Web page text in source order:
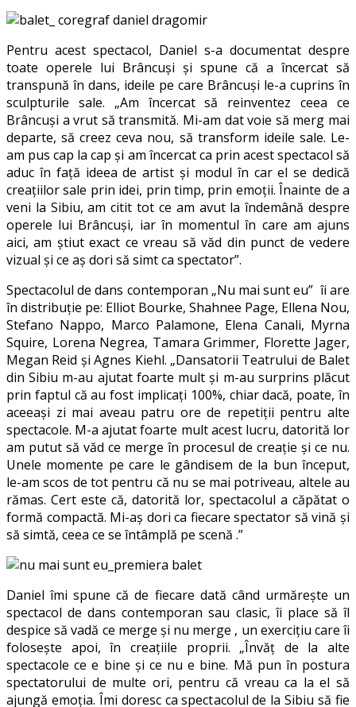
Pentru acest spectacol, Daniel s-a documentat despre
toate operele lui Brâncuși și spune că a încercat să
transpună în dans, ideile pe care Brâncuși le-a cuprins în
sculpturile sale. „Am încercat să reinventez ceea ce
Brâncuși a vrut să transmită. Mi-am dat voie să merg mai
departe, să creez ceva nou, să transform ideile sale. Le-
am pus cap la cap și am încercat ca prin acest spectacol să
aduc în față ideea de artist și modul în car el se dedică
creațiilor sale prin idei, prin timp, prin emoții. Înainte de a
veni la Sibiu, am citit tot ce am avut la îndemână despre
operele lui Brâncuși, iar în momentul în care am ajuns
aici, am știut exact ce vreau să văd din punct de vedere
vizual și ce aș dori să simt ca spectator”.
Spectacolul de dans contemporan „Nu mai sunt eu” îi are
în distribuție pe: Elliot Bourke, Shahnee Page, Ellena Nou,
Stefano Nappo, Marco Palamone, Elena Canali, Myrna
Squire, Lorena Negrea, Tamara Grimmer, Florette Jager,
Megan Reid și Agnes Kiehl. „Dansatorii Teatrului de Balet
din Sibiu m-au ajutat foarte mult și m-au surprins plăcut
prin faptul că au fost implicați 100%, chiar dacă, poate, în
aceeași zi mai aveau patru ore de repetiții pentru alte
spectacole. M-a ajutat foarte mult acest lucru, datorită lor
am putut să văd ce merge în procesul de creație și ce nu.
Unele momente pe care le gândisem de la bun început,
le-am scos de tot pentru că nu se mai potriveau, altele au
rămas. Cert este că, datorită lor, spectacolul a căpătat o
formă compactă. Mi-aș dori ca fiecare spectator să vină și
să simtă, ceea ce se întâmplă pe scenă .”
Daniel îmi spune că de fiecare dată când urmărește un
spectacol de dans contemporan sau clasic, îi place să îl
despice să vadă ce merge și nu merge , un exercițiu care îi
folosește apoi, în creațiile proprii. „Învăț de la alte
spectacole ce e bine și ce nu e bine. Mă pun în postura
spectatorului de multe ori, pentru că vreau ca la el să
ajungă emoția. Îmi doresc ca spectacolul de la Sibiu să fie